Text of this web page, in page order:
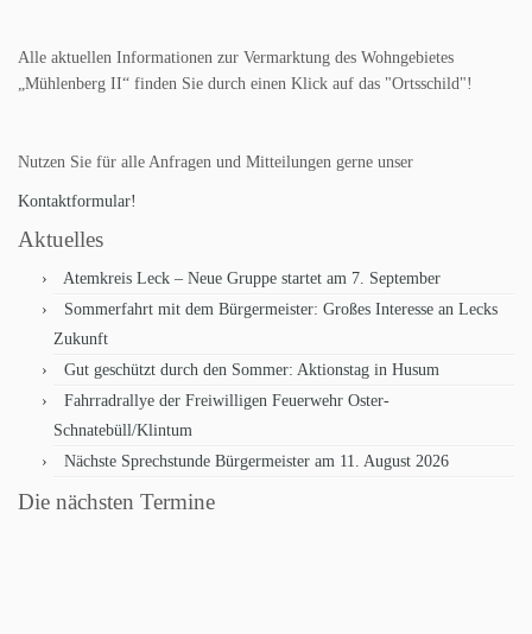
Alle aktuellen Informationen zur Vermarktung des Wohngebietes
„Mühlenberg II“ finden Sie durch einen Klick auf das "Ortsschild"!
Nutzen Sie für alle Anfragen und Mitteilungen gerne unser
Kontaktformular!
Aktuelles
Atemkreis Leck – Neue Gruppe startet am 7. September
Sommerfahrt mit dem Bürgermeister: Großes Interesse an Lecks
Zukunft
Gut geschützt durch den Sommer: Aktionstag in Husum
Fahrradrallye der Freiwilligen Feuerwehr Oster-
Schnatebüll/Klintum
Nächste Sprechstunde Bürgermeister am 11. August 2026
Die nächsten Termine